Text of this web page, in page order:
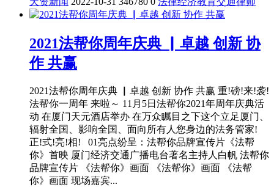
2021法帮你周年庆典 ▏卓越 创新 协
作 共赢
2021法帮你周年庆典 ▏卓越 创新 协作 共赢 重!磅!来!袭!
法帮你一周年 来啦～ 11月5日法帮你2021年周年庆典活
动 在厦门天元酒店举办 在万众瞩目之下这个立足厦门、
辐射全国、影响全国、面向所有人您身边的法务管家!
正!式!亮!相! 01亮点纷呈：法帮你品牌宣传片《法帮
你》首映 厦门经济交通广播电台著名主持人白帆 法帮你
品牌宣传片 《法帮你》画面 《法帮你》画面 《法帮
你》画面 现场嘉宾...